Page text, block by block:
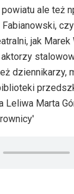
ale też
jak Marek
dziennikarzy,
Leliwa Marta